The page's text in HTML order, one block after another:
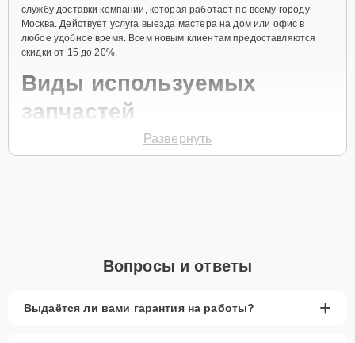
службу доставки компании, которая работает по всему городу
Москва. Действует услуга выезда мастера на дом или офис в
любое удобное время. Всем новым клиентам предоставляются
скидки от 15 до 20%.
Виды используемых
запчастей
Для ремонта посудомоечной машины модели GV63330
активное использование устройства дольше
запчастей.
Развернуть
Вопросы и ответы
Выдаётся ли вами гарантия на работы? +